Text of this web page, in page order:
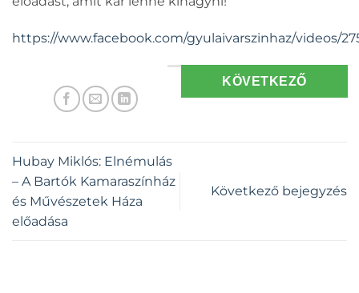
https://www.facebook.com/gyulaivarszinhaz/videos/
KÖVETKEZŐ
Hubay Miklós: Elnémulás
– A Bartók Kamaraszínház
és Művészetek Háza
előadása
Következő bejegyzés